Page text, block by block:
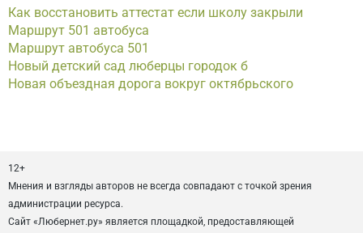
Как восстановить аттестат если школу закрыли
Маршрут 501 автобуса
Маршрут автобуса 501
Новый детский сад люберцы городок б
Новая объездная дорога вокруг октябрьского
12+
Мнения и взгляды авторов не всегда совпадают с точкой зрения
администрации ресурса.
Сайт «Любернет.ру» является площадкой, предоставляющей